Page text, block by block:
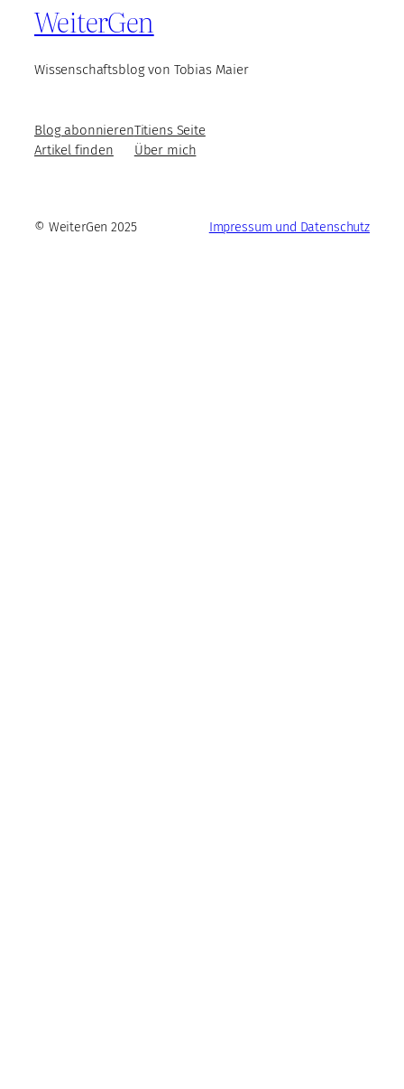
WeiterGen
Wissenschaftsblog von Tobias Maier
Blog abonnieren
Artikel finden
Titiens Seite
Über mich
© WeiterGen 2025 Impressum und Datenschutz